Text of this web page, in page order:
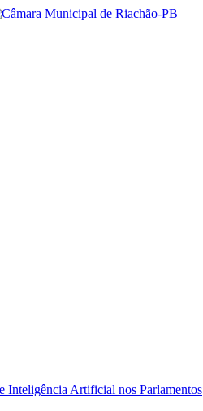
Inteligência Artificial nos Parlamentos